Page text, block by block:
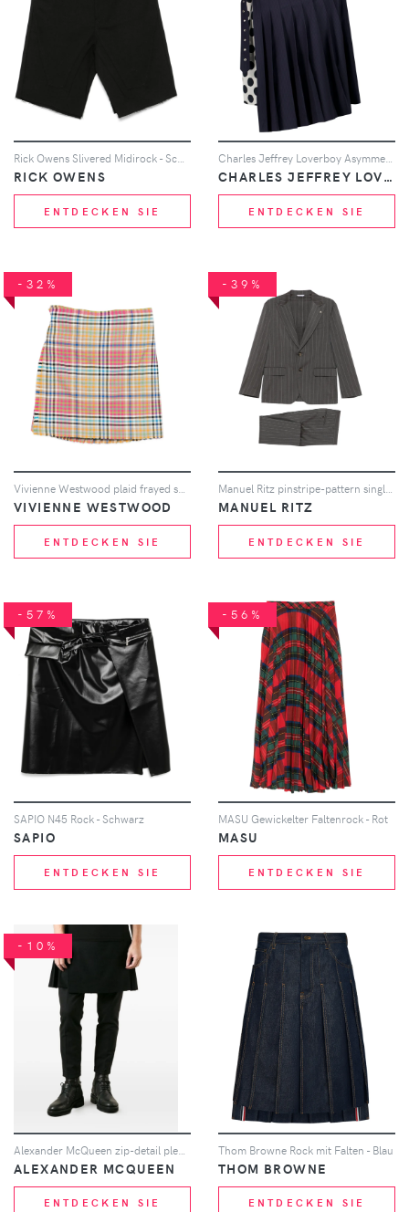
RICK OWENS
ENTDECKEN SIE
CHARLES JEFFREY LOVERBOY
ENTDECKEN SIE
-32%
VIVIENNE WESTWOOD
ENTDECKEN SIE
-39%
MANUEL RITZ
ENTDECKEN SIE
-57%
SAPIO N45 Rock - Schwarz
SAPIO
ENTDECKEN SIE
-56%
MASU Gewickelter Faltenrock - Rot
MASU
ENTDECKEN SIE
-10%
ALEXANDER MCQUEEN
ENTDECKEN SIE
Thom Browne Rock mit Falten - Blau
THOM BROWNE
ENTDECKEN SIE